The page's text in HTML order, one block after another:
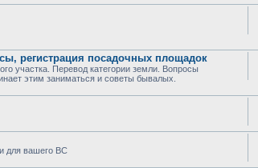
регистрация посадочных площадок
участка. Перевод категории земли. Вопросы
этим заниматься и советы бывалых.
для вашего ВС